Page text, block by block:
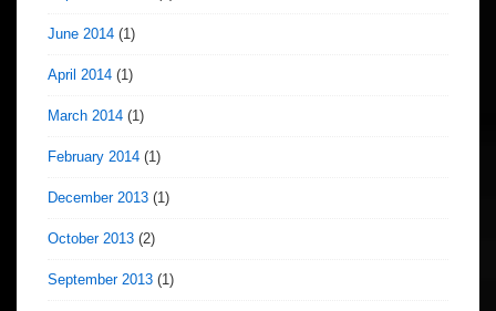
June 2014 (1)
April 2014 (1)
March 2014 (1)
February 2014 (1)
December 2013 (1)
October 2013 (2)
September 2013 (1)